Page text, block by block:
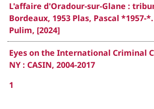
L'affaire d'Oradour-sur-Glane :
Bordeaux, 1953 Plas, Pascal *1957-
Pulim, [2024]
Eyes on the International Criminal
NY : CASIN, 2004-2017
1